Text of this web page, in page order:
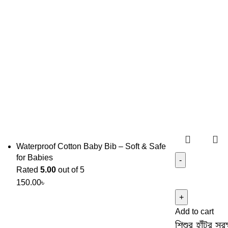
Waterproof Cotton Baby Bib – Soft & Safe
for Babies
Rated 5.00 out of 5
150.00৳
Add to cart
শিশুর হাঁটুর